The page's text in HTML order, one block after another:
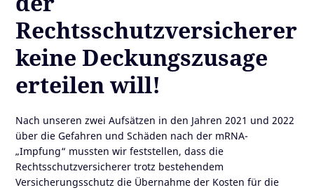
Rechtsschutzversicherer
keine Deckungszusage
erteilen will!
Nach unseren zwei Aufsätzen in den Jahren 2021 und 2022
über die Gefahren und Schäden nach der mRNA-
„Impfung“ mussten wir feststellen, dass die
Rechtsschutzversicherer trotz bestehendem
Versicherungsschutz die Übernahme der Kosten für die